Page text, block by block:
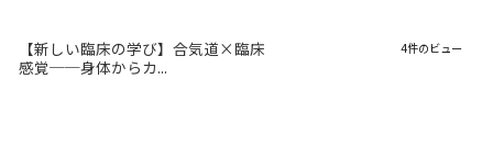
【新しい臨床の学び】合気道×臨床
感覚──身体からカ...
4件のビュー